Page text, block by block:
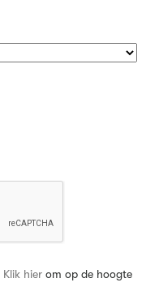
Klik hier om op de hoogte